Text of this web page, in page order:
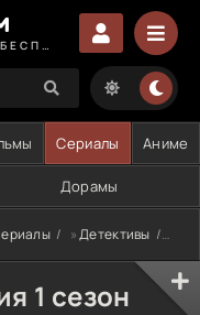
Сериалы Аниме
Дорамы
»Детективы »
1 сезон